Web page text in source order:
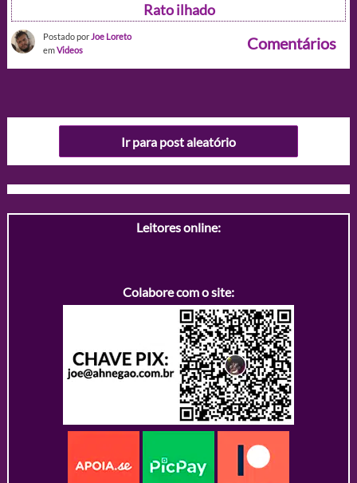
Rato ilhado
Postado por Joe Loreto
emVideos Comentários
Ir para post aleatório
Leitores online:
Colabore com o site: